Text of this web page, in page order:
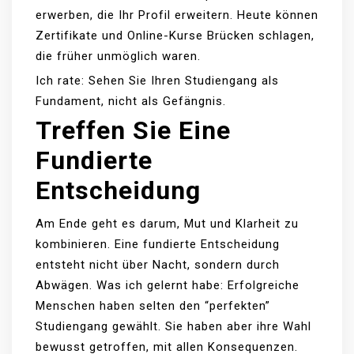
erwerben, die Ihr Profil erweitern. Heute können
Zertifikate und Online-Kurse Brücken schlagen,
die früher unmöglich waren.
Ich rate: Sehen Sie Ihren Studiengang als
Fundament, nicht als Gefängnis.
Treffen Sie Eine
Fundierte
Entscheidung
Am Ende geht es darum, Mut und Klarheit zu
kombinieren. Eine fundierte Entscheidung
entsteht nicht über Nacht, sondern durch
Abwägen. Was ich gelernt habe: Erfolgreiche
Menschen haben selten den “perfekten”
Studiengang gewählt. Sie haben aber ihre Wahl
bewusst getroffen, mit allen Konsequenzen.